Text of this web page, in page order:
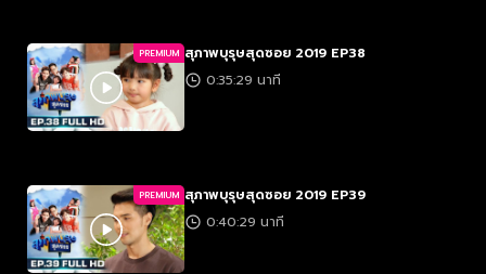
PREMIUM สุภาพบุรุษสุดซอย 2019 EP38
0:35:29 นาที
PREMIUM สุภาพบุรุษสุดซอย 2019 EP39
0:40:29 นาที